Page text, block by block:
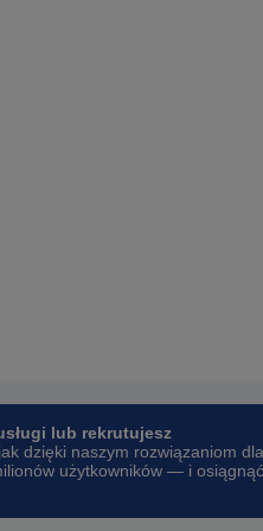
lub rekrutujesz
dzięki naszym rozwiązaniom dla
użytkowników — i osiągnąć